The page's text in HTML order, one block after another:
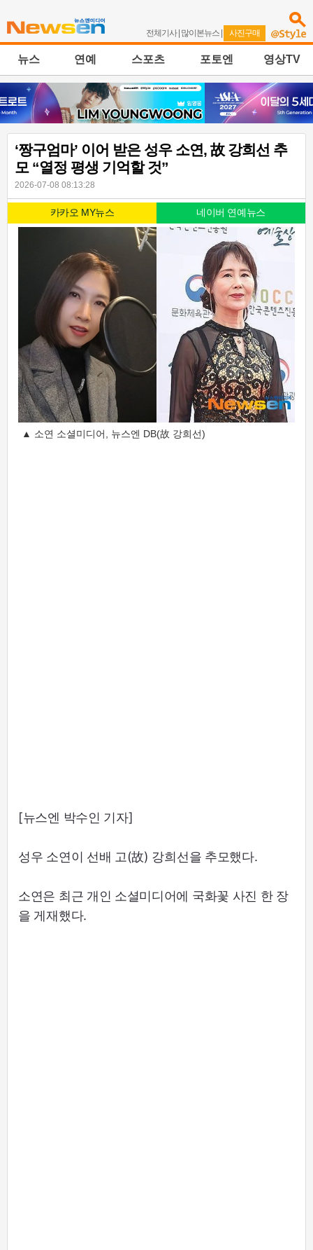
전체기사| 많이본뉴스 | 사진구매
뉴스 연예 스포츠 포토엔 영상TV
‘짱구엄마’ 이어 받은 성우 소연, 故 강희선 추
모 “열정 평생 기억할 것”
2026-07-08 08:13:28
카카오 MY뉴스 네이버 연예뉴스
▲ 소연 소셜미디어, 뉴스엔 DB(故 강희선)
[뉴스엔 박수인 기자]
성우 소연이 선배 고(故) 강희선을 추모했다.
소연은 최근 개인 소셜미디어에 국화꽃 사진 한 장
을 게재했다.